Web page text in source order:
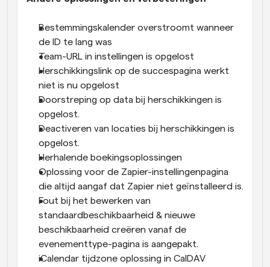
Bestemmingskalender overstroomt wanneer
de ID te lang was
Team-URL in instellingen is opgelost
Herschikkingslink op de succespagina werkt
niet is nu opgelost
Doorstreping op data bij herschikkingen is
opgelost.
Deactiveren van locaties bij herschikkingen is
opgelost.
Herhalende boekingsoplossingen
Oplossing voor de Zapier-instellingenpagina
die altijd aangaf dat Zapier niet geïnstalleerd is.
Fout bij het bewerken van
standaardbeschikbaarheid & nieuwe
beschikbaarheid creëren vanaf de
evenementtype-pagina is aangepakt.
iCalendar tijdzone oplossing in CalDAV